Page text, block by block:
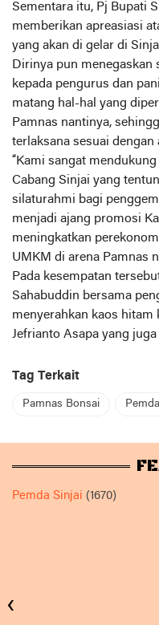
Sementara itu, Pj Bupati
memberikan apreasiasi
yang akan di gelar di
Dirinya pun
kepada pengurus dan
matang hal-hal yang
Pamnas nantinya,
terlaksana sesuai
“Kami sangat
Cabang Sinjai yang
silaturahmi bagi
menjadi ajang promosi
meningkatkan
UMKM di arena Pamnas
Pada kesempatan
Sahabuddin bersama
menyerahkan kaos hitam
Jefrianto Asapa yang
Tag Terkait
Pamnas Bonsai
Pemda Sinjai (1670)
‹